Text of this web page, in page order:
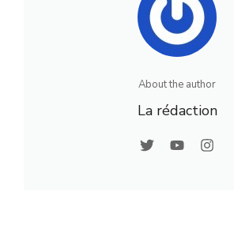
About the author
La rédaction